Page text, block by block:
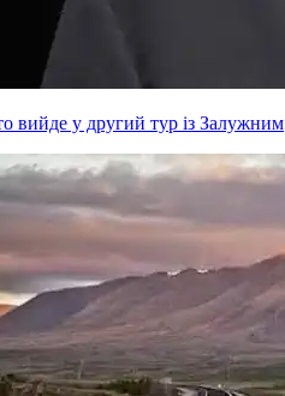
вийде у другий тур із Залужним